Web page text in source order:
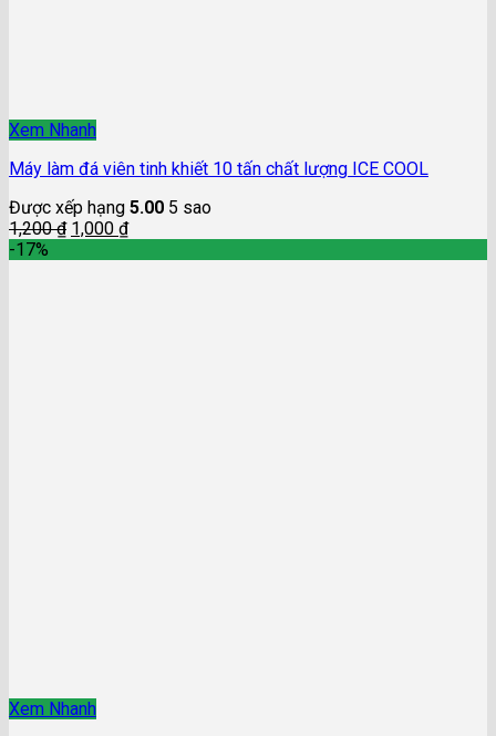
Xem Nhanh
Máy làm đá viên tinh khiết 10 tấn chất lượng ICE COOL
Được xếp hạng 5.00 5 sao
1,200₫ 1,000 ₫
-17%
Xem Nhanh